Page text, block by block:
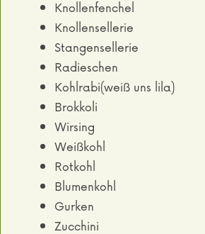
Knollenfenchel
Knollensellerie
Stangensellerie
Radieschen
Kohlrabi(weiß uns lila)
Brokkoli
Wirsing
Weißkohl
Rotkohl
Blumenkohl
Gurken
Zucchini